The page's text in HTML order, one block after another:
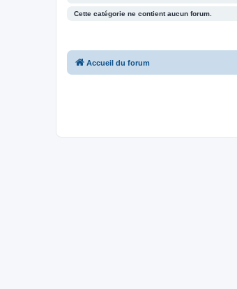
Cette catégorie ne contient aucun forum.
Accueil du forum